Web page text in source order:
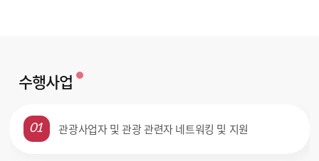
수행사업
01 관광사업자 및 관광 관련자 네트워킹 및 지원